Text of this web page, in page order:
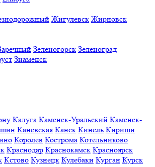
Жигулевск Жирновск
Зеленогорск Зеленоград
Знаменск
Калуга Каменск-Уральский Каменск-
Каневская Канск Кинель Кириши
Королев Кострома Котельниково
Краснодар Краснокамск Красноярск
Кстово Кузнецк Кулебаки Курган Курск